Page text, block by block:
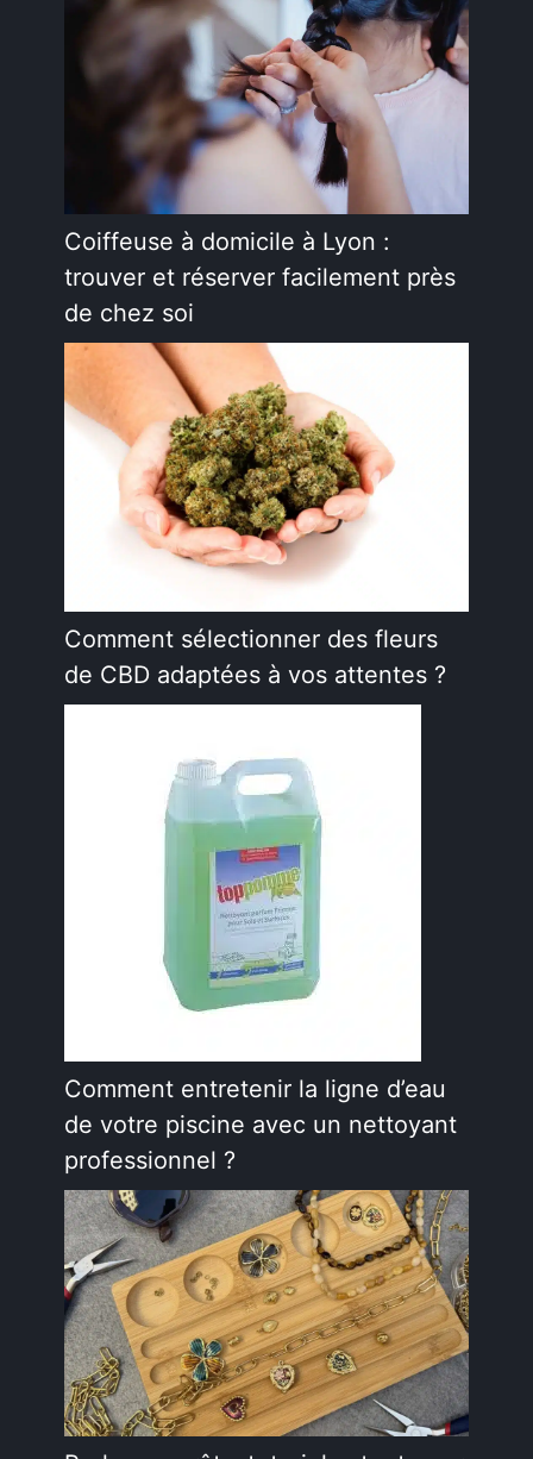
Coiffeuse à domicile à Lyon :
trouver et réserver facilement près
de chez soi
Comment sélectionner des fleurs
de CBD adaptées à vos attentes ?
Comment entretenir la ligne d’eau
de votre piscine avec un nettoyant
professionnel ?